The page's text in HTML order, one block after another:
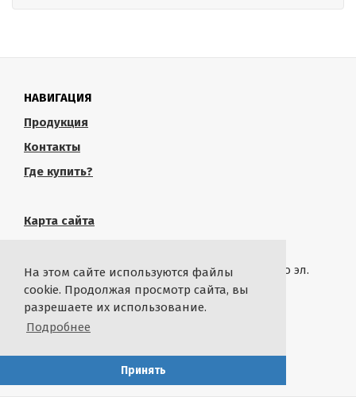
На этом сайте используются файлы
cookie. Продолжая просмотр сайта, вы
разрешаете их использование.
Подробнее
Принять
НАВИГАЦИЯ
Продукция
Контакты
Где купить?
Карта сайта
Связаться с администрацией сайта можно по эл.
почте rustropy.ru@ya.ru
СТАТИСТИКА